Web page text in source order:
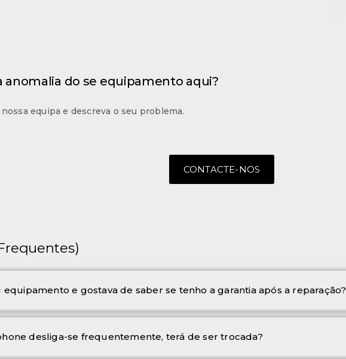
anomalia do se equipamento aqui?
equipa e descreva o seu problema.
CONTACTE-NOS
equipamento e gostava de saber se tenho a garantia após a reparação?
desliga-se frequentemente, terá de ser trocada?